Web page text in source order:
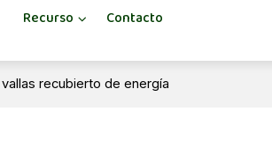
Recurso Contacto
recubierto de energía